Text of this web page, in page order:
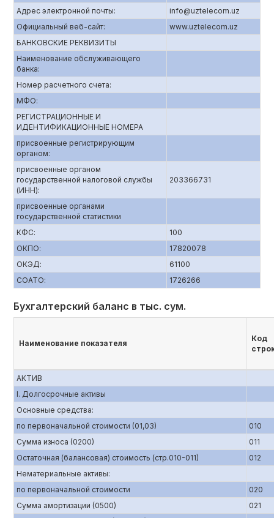
Адрес электронной почты:
info@uztelecom.uz
Официальный веб-сайт:
www.uztelecom.uz
БАНКОВСКИЕ РЕКВИЗИТЫ
Наименование обслуживающего
банка:
Номер расчетного счета:
МФО:
РЕГИСТРАЦИОННЫЕ И
ИДЕНТИФИКАЦИОННЫЕ НОМЕРА
присвоенные регистрирующим
органом:
присвоенные органом
государственной налоговой службы
(ИНН):
203366731
присвоенные органами
государственной статистики
КФС:
100
ОКПО:
17820078
ОКЭД:
61100
СОАТО:
1726266
Бухгалтерский баланс в тыс. сум.
Наименование показателя
Код
АКТИВ
I. Долгосрочные активы
Основные средства:
по первоначальной стоимости (01,03)
010
Сумма износа (0200)
011
Остаточная (балансовая) стоимость (стр.010-011)
012
Нематериальные активы:
по первоначальной стоимости
020
Сумма амортизации (0500)
021